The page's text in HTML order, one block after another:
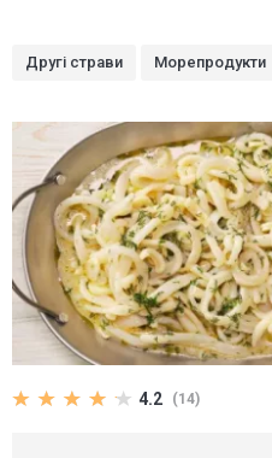
Другі страви Морепродукти
4.2 (14)